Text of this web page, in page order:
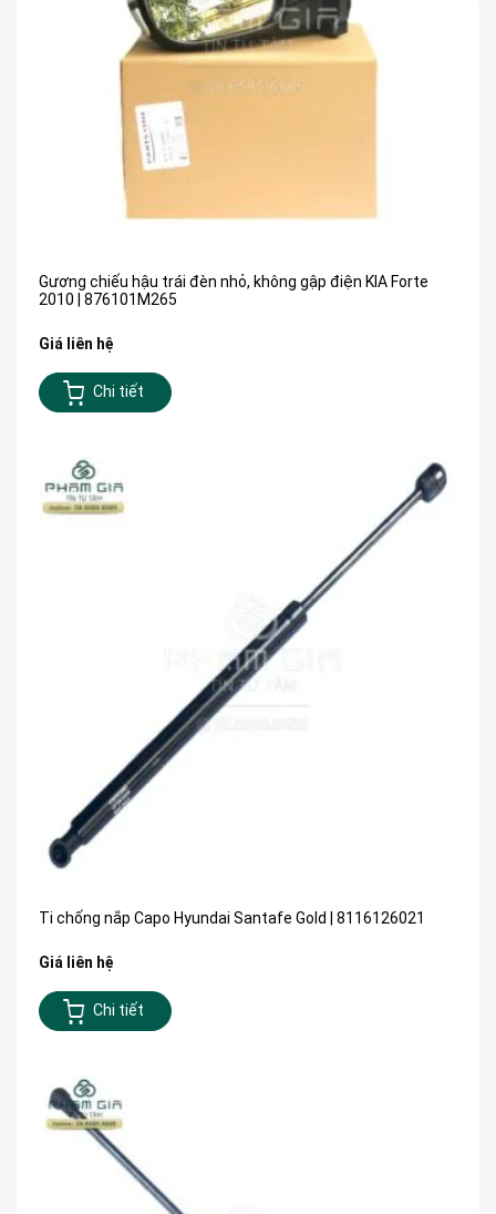
Gương chiếu hậu trái đèn nhỏ, không gập điện KIA Forte
2010 | 876101M265
Giá liên hệ
Chi tiết
Ti chống nắp Capo Hyundai Santafe Gold | 8116126021
Giá liên hệ
Chi tiết